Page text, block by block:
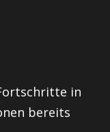
in
bereits